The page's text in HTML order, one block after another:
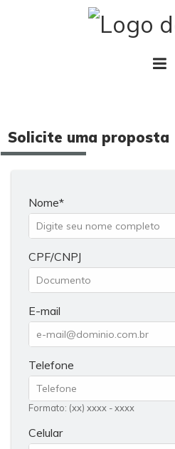
Solicite uma proposta
Nome
CPF/CNPJ
E-mail
Telefone
Formato: (xx) xxxx - xxxx
Celular